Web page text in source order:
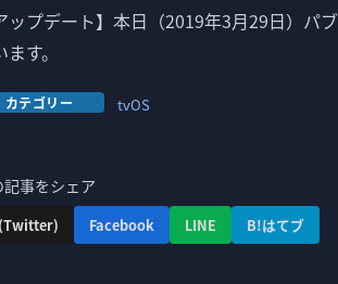
ップデート】本日（2019年3月29日）
す。
カテゴリー tvOS
記事をシェア
Facebook LINE B!はてブ